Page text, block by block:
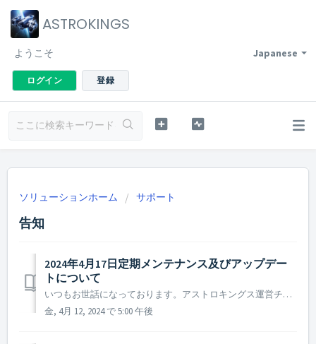
ASTROKINGS
Japanese
ようこそ
ログイン 登録
ソリューションホーム サポート
告知
2024年4月17日定期メンテナンス及びアップデー
トについて
いつもお世話になっております。アストロキングス運営チームです。 2024年4月17日に実施予定の定期メンテナンス及びアップデート内容についてご案内いたします。 ※ 本告知は事前告知であり、諸事情により一部内容が変更となる場合がございます。その際は改めてご案内させていただく予定です。 ...
金, 4月 12, 2024 で 5:00 午後